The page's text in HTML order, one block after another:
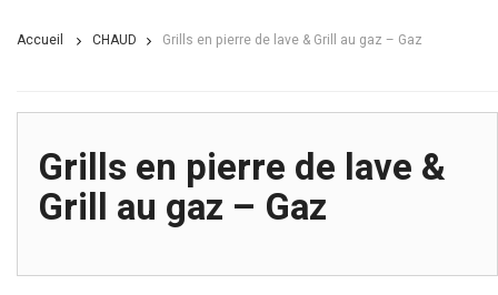
Accueil CHAUD Grills en pierre de lave & Grill au gaz – Gaz
Grills en pierre de lave &
Grill au gaz – Gaz